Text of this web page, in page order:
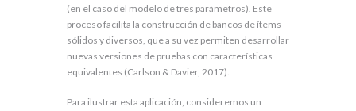
(en el caso del modelo de tres parámetros). Este
proceso facilita la construcción de bancos de ítems
sólidos y diversos, que a su vez permiten desarrollar
nuevas versiones de pruebas con características
equivalentes (Carlson & Davier, 2017).
Para ilustrar esta aplicación, consideremos un